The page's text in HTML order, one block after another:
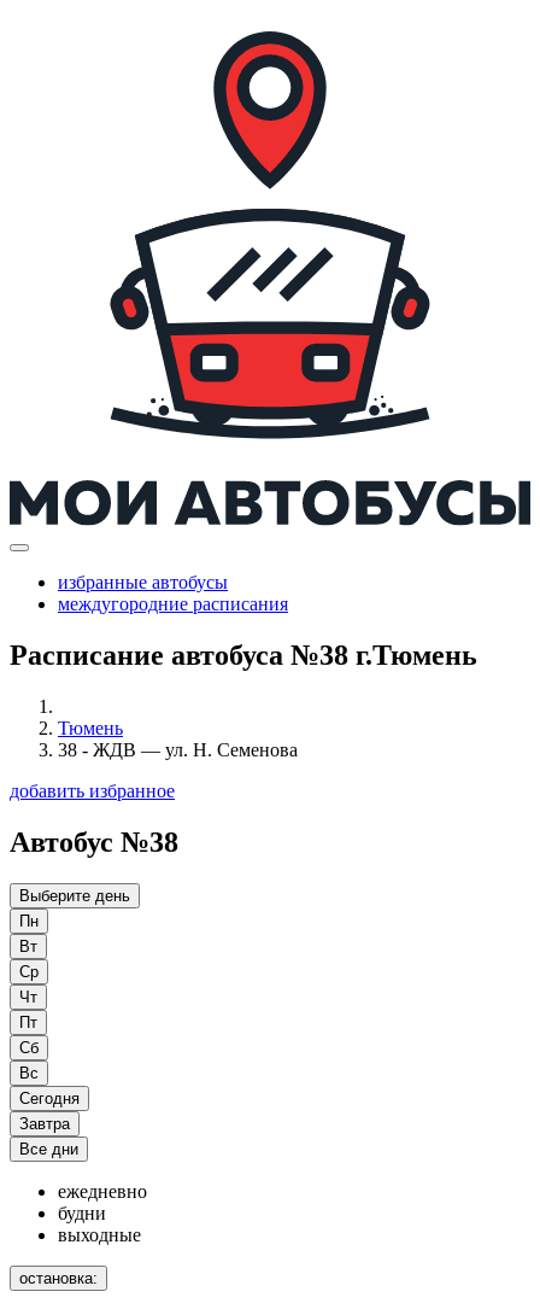
избранные автобусы
междугородние расписания
Расписание автобуса №38 г.Тюмень
Тюмень
38 - ЖДВ — ул. Н. Семенова
добавить избранное
Автобус №38
Выберите день
Пн
Вт
Ср
Чт
Пт
Сб
Вс
Сегодня
Завтра
Все дни
ежедневно
будни
выходные
остановка: